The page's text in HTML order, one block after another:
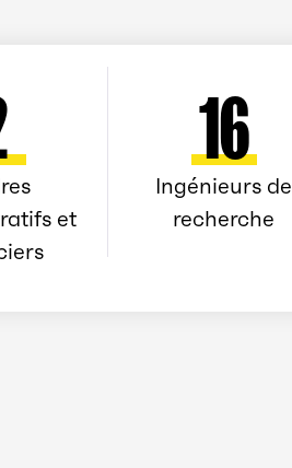
et
16
Ingénieurs de
recherche